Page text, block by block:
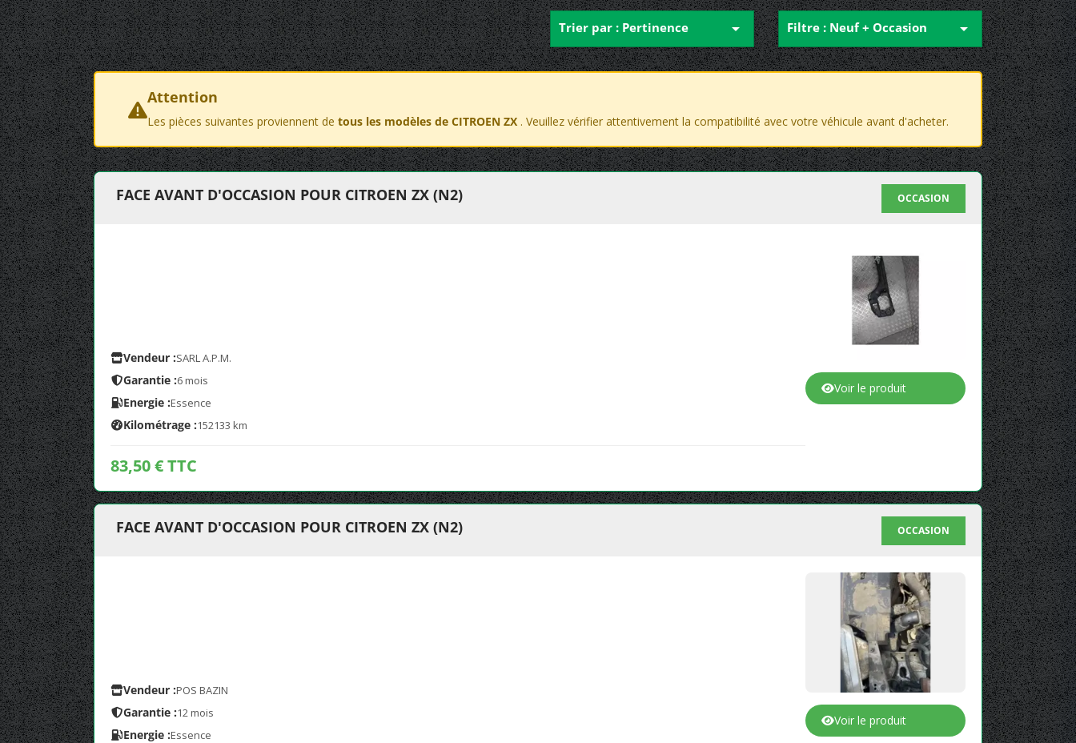
Trier par : Pertinence  Filtre : Neuf + Occasion 
Attention
Les pièces suivantes proviennent de tous les modèles de CITROEN ZX . Veuillez vérifier attentivement la compatibilité avec votre véhicule avant d'acheter.
FACE AVANT D'OCCASION POUR CITROEN ZX (N2) OCCASION
Vendeur :SARL A.P.M.
Garantie :6 mois
Energie :Essence
Kilométrage :152133 km
83,50 € TTC
Voir le produit
FACE AVANT D'OCCASION POUR CITROEN ZX (N2) OCCASION
Vendeur :POS BAZIN
Garantie :12 mois
Energie :Essence
Voir le produit